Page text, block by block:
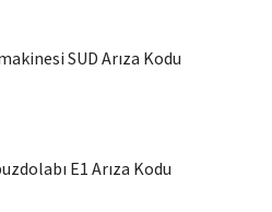
SUD Arıza Kodu
E1 Arıza Kodu